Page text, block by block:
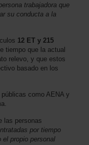
trabajadora que
su conducta a la
12 ET y 215
tiempo que la actual
relevo, y que estos
basado en los
como AENA y
las personas
por tiempo
propio personal